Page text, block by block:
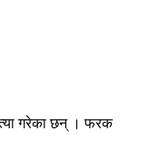
गरेका छन् । फरक